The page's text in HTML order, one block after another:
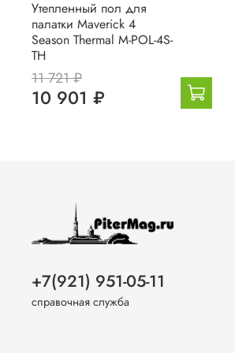
Утепленный пол для
палатки Maverick 4
Season Thermal M-POL-4S-
TH
11 721 ₽
10 901 ₽
+7(921) 951-05-11
справочная служба